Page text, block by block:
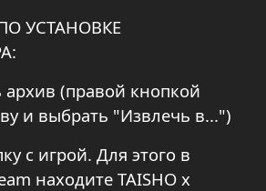
УСТАНОВКЕ
архив (правой кнопкой
и выбрать "Извлечь в...")
с игрой. Для этого в
находите TAISHO x